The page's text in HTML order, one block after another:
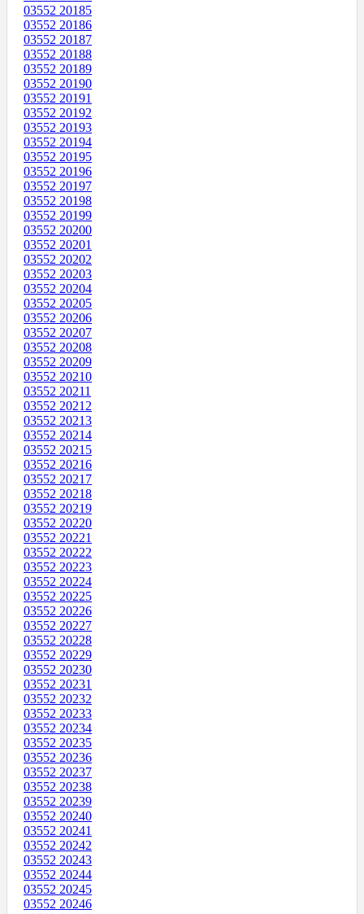
03552 20185
03552 20186
03552 20187
03552 20188
03552 20189
03552 20190
03552 20191
03552 20192
03552 20193
03552 20194
03552 20195
03552 20196
03552 20197
03552 20198
03552 20199
03552 20200
03552 20201
03552 20202
03552 20203
03552 20204
03552 20205
03552 20206
03552 20207
03552 20208
03552 20209
03552 20210
03552 20211
03552 20212
03552 20213
03552 20214
03552 20215
03552 20216
03552 20217
03552 20218
03552 20219
03552 20220
03552 20221
03552 20222
03552 20223
03552 20224
03552 20225
03552 20226
03552 20227
03552 20228
03552 20229
03552 20230
03552 20231
03552 20232
03552 20233
03552 20234
03552 20235
03552 20236
03552 20237
03552 20238
03552 20239
03552 20240
03552 20241
03552 20242
03552 20243
03552 20244
03552 20245
03552 20246